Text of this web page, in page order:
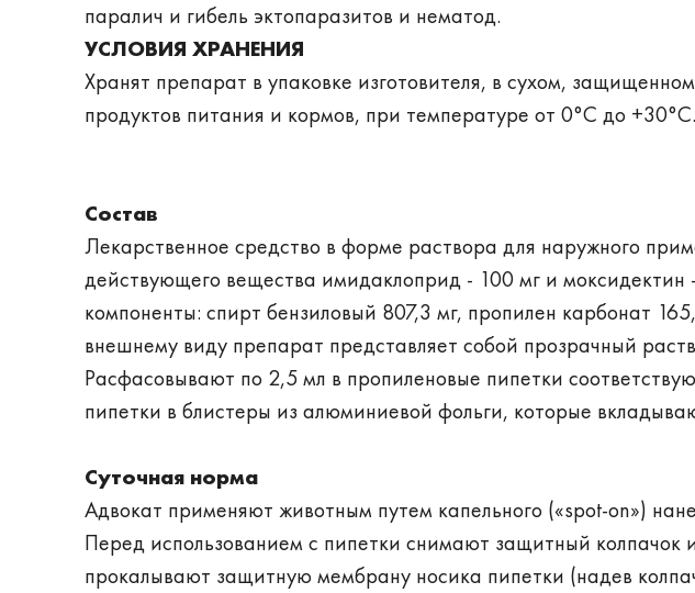
паралич и гибель эктопаразитов и нематод.
УСЛОВИЯ ХРАНЕНИЯ
Хранят препарат в упаковке изготовителя, в сухом,
продуктов питания и кормов, при температуре от 0°С до +30°С.
Состав
Лекарственное средство в форме раствора для наружного
действующего вещества имидаклоприд - 100 мг и моксидектин
компоненты: спирт бензиловый 807,3 мг, пропилен карбонат
внешнему виду препарат представляет собой прозрачный
Расфасовывают по 2,5 мл в пропиленовые пипетки
пипетки в блистеры из алюминиевой фольги, которые
Суточная норма
Адвокат применяют животным путем капельного («spot-on»)
Перед использованием с пипетки снимают защитный колпачок
прокалывают защитную мембрану носика пипетки (надев